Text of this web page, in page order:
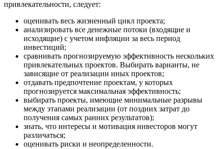
привлекательности, следует:
оценивать весь жизненный цикл проекта;
анализировать все денежные потоки (входящие и
исходящие) с учетом инфляции за весь период
инвестиций;
сравнивать прогнозируемую эффективность нескольких
привлекательных проектов. Выбирать варианты, не
зависящие от реализации иных проектов;
отдавать предпочтение проектам, у которых
прогнозируется максимальная эффективность;
выбирать проекты, имеющие минимальные разрывы
между этапами реализации (от поздних затрат до
получения самых ранних результатов);
знать, что интересы и мотивация инвесторов могут
различаться;
оценивать риски и неопределенности.